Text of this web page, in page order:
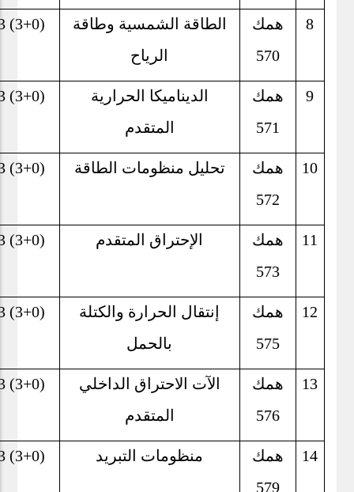
8
همك
570
الطاقة الشمسية وطاقة
الرياح
(3+0)
9
همك
571
الديناميكا الحرارية
المتقدم
(3+0)
10
همك
572
تحليل منظومات الطاقة (3+0)
11
همك
573
الإحتراق المتقدم (3+0)
12
همك
575
إنتقال الحرارة والكتلة
بالحمل
(3+0)
13
همك
576
الآت الاحتراق الداخلي
المتقدم
(3+0)
14
همك
579
منظومات التبريد (3+0)